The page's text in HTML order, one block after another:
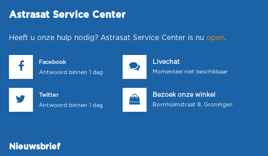
Astrasat Service Center
Heeft u onze hulp nodig? Astrasat Service Center is nu open.
Facebook
Antwoord binnen 1 dag
Livechat
Momenteel niet beschikbaar
Twitter
Antwoord binnen 1 dag
Bezoek onze winkel
Bornholmstraat 8, Groningen
Nieuwsbrief